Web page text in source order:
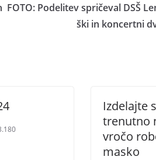
FOTO: Podelitev spričeval DSŠ
ški in koncertni
Izdelajte
trenutno
vročo
masko